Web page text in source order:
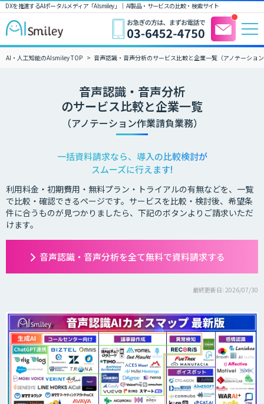
DXを推進するAIポータルメディア「AIsmiley」｜ AI製品・サービスの比較・検索サイト
AI・人工知能のAIsmiley TOP 音声認識・音声分析のサービス比較と企業一覧（アノテーショ
音声認識・音声分析
のサービス比較と企業一覧
（アノテーション作業請負業務）
一括資料請求なら、導入の比較検討が
スムーズに行えます!
利用料金・初期費用・無料プラン・トライアルの有無などを、一覧
で比較・確認できるページです。サービスを比較・検討後、希望条
件に合うものが見つかりましたら、下記のボタンよりご請求いただ
けます。
音声認識・音声分析を全て無料で資料請求する
最終更新日: 2026/07/30